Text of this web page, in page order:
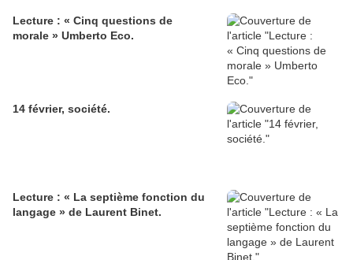
Lecture : « Cinq questions de
morale » Umberto Eco.
14 février, société.
Lecture : « La septième fonction du
langage » de Laurent Binet.